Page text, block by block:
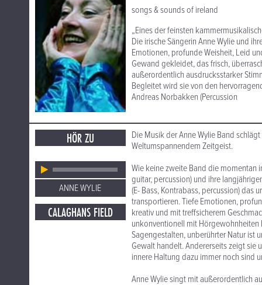
songs & sounds of ireland
„Eines der feinsten
Die irische Sängerin Anne Wylie und
Emotionen, profunde Weisheit, Leid
Gewand gekleidet, das frisch,
außerordentlich ausdrucksstarker
Begleitet wird sie von den
Andreas Norbakken (Percussion
HÖR ZU
ANNE WYLIE
CALAGHANS FIELD
Die Musik der Anne Wylie Band
Weltumspannendem Zeitgeist.
Wie keine zweite Band die momentan
guitar, percussion) und ihre
(E- Bass, Kontrabass, percussion) das
transportieren. Tiefe Emotionen,
kreativ und mit treffsicherem
unkonventionell mit Hörgewohnheiten
Sagengestalten, unberührter Natur ist
Gewalt handelt. Andererseits zeigt sie
innere Haltung dazu immer noch sind
Anne Wylie singt mit außerordentlich